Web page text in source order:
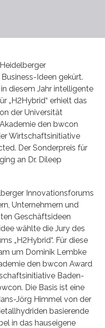
Ideen gekürt.
diesem Jahr intelligente
„H2Hybrid“ erhielt das
der Universität
den bwcon
Wirtschaftsinitiative
Der Sonderpreis für
an Dr. Dileep
Innovationsforums
Unternehmern und
Geschäftsideen
wählte die Jury des
„H2Hybrid“. Für diese
um Dominik Lembke
den bwcon Award
Baden-
Die Basis ist eine
Jörg Himmel von der
basierende
in das hauseigene